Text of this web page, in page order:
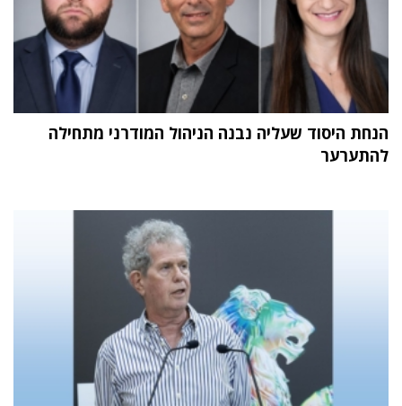
הנחת היסוד שעליה נבנה הניהול המודרני מתחילה
להתערער